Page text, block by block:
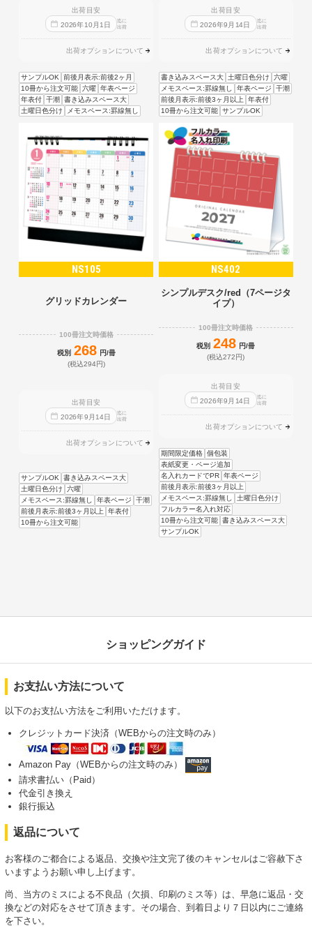
出荷目安
2026年10 月1 日
迄に
出荷
出荷オプションについて
サンプルOK 前後月表示:前後2ヶ月
10冊から注文可能 六曜 年表ページ
年表付 干潮 書き込みスペース大
土曜日色分け
メモスペース:罫線無し
出荷目安
2026年9 月 14日
迄に
出荷
出荷オプションについて
書き込みスペース大 土曜日色分け
六曜
メモスペース:罫線無し
年表ページ
干潮
前後月表示:前後3ヶ月以上 年表付
10冊から注文可能 サンプルOK
NS105
グリッドカレンダー
100冊注文時価格
税別 268 円/冊
(税込294円)
出荷目安
2026年9 月 14日
迄に
出荷
出荷オプションについて
サンプルOK
書き込みスペース大
土曜日色分け
六曜
メモスペース:罫線無し
年表ページ
干潮
前後月表示:前後3ヶ月以上
年表付
10冊から注文可能
NS402
シンプルデスク/red（7ページタ
イプ）
100冊注文時価格
税別 248 円/冊
(税込272円)
出荷目安
2026年9 月 14日
迄に
出荷
出荷オプションについて
期間限定価格 個包装
表紙変更・ページ追加
名入れカードでPR 年表ページ
前後月表示:前後3ヶ月以上
メモスペース:罫線無し
土曜日色分け
フルカラー名入れ対応
10冊から注文可能 書き込みスペース大
サンプルOK
ショッピングガイド
お支払い方法について
以下のお支払い方法をご利用いただけます。
クレジットカード決済（WEBからの注文時のみ）
Amazon Pay（WEBからの注文時のみ）
請求書払い（Paid）
代金引き換え
銀行振込
返品について
お客様のご都合による返品、交換や注文完了後のキャンセルはご容赦下さ
いますようお願い申し上げます。
尚、当方のミスによる不良品（欠損、印刷のミス等）は、早急に返品・交
換などの対応をさせて頂きます。その場合、到着日より７日以内にご連絡
を下さい。